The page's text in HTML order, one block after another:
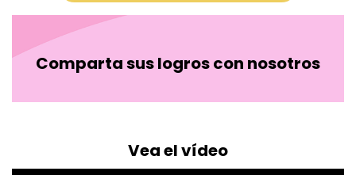
Comparta sus logros con nosotros
Vea el vídeo